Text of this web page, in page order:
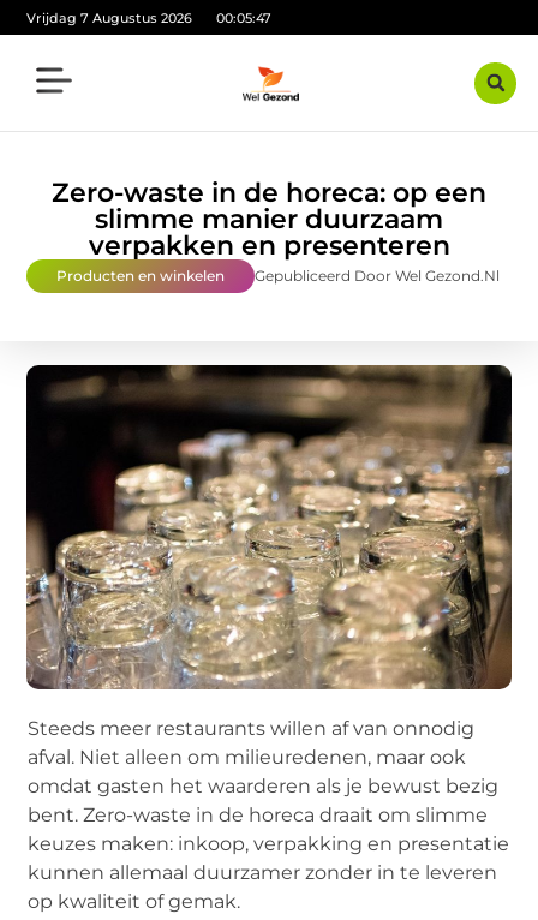
Vrijdag 7 Augustus 2026 00:05:48
Zero-waste in de horeca: op een
slimme manier duurzaam
verpakken en presenteren
Producten en winkelen Gepubliceerd Door Wel Gezond.nl
Steeds meer restaurants willen af van onnodig
afval. Niet alleen om milieuredenen, maar ook
omdat gasten het waarderen als je bewust bezig
bent. Zero-waste in de horeca draait om slimme
keuzes maken: inkoop, verpakking en presentatie
kunnen allemaal duurzamer zonder in te leveren
op kwaliteit of gemak.